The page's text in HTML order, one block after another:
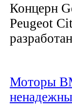
Концерн
Peugeot
Моторы